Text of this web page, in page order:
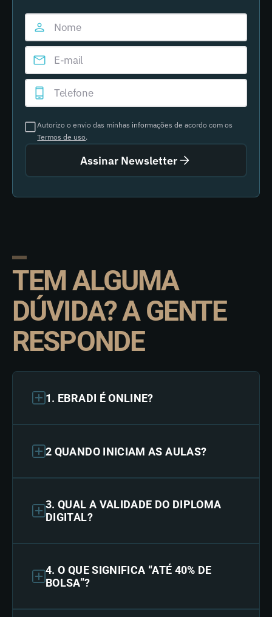
Autorizo o envio das minhas informações de acordo com os
Termos de uso.
Assinar Newsletter
TEM ALGUMA
DÚVIDA? A GENTE
RESPONDE
1. EBRADI É ONLINE?
2 QUANDO INICIAM AS AULAS?
3. QUAL A VALIDADE DO DIPLOMA
DIGITAL?
4. O QUE SIGNIFICA “ATÉ 40% DE
BOLSA”?